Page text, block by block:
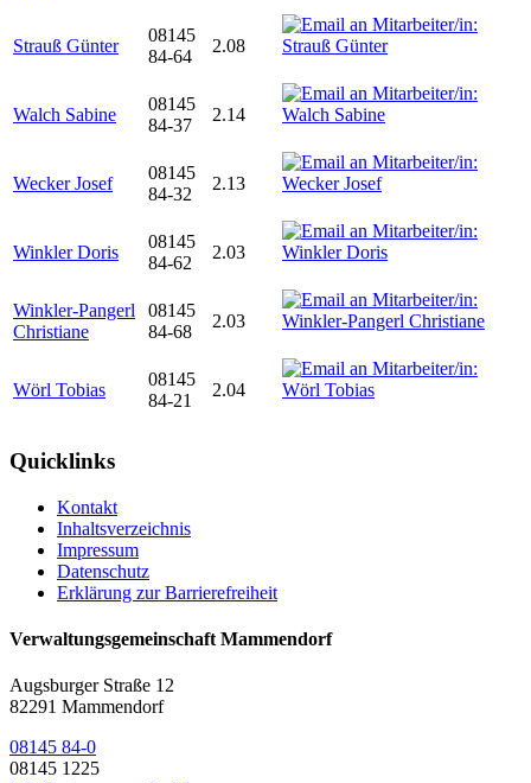
Strauß Günter
08145
84-64
2.08
Walch Sabine
08145
84-37
2.14
Wecker Josef
08145
84-32
2.13
Winkler Doris
08145
84-62
2.03
Winkler-Pangerl
Christiane
08145
84-68
2.03
Wörl Tobias
08145
84-21
2.04
Quicklinks
Kontakt
Inhaltsverzeichnis
Impressum
Datenschutz
Erklärung zur Barrierefreiheit
Verwaltungsgemeinschaft Mammendorf
Augsburger Straße 12
82291 Mammendorf
08145 84-0
08145 1225